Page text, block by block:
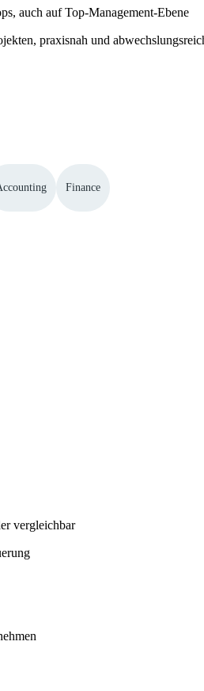
auch auf Top-Management-Ebene
praxisnah und
Finance
vergleichbar